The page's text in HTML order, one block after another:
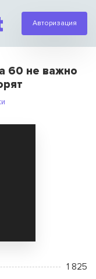
Авторизация
60 не важно
1 825